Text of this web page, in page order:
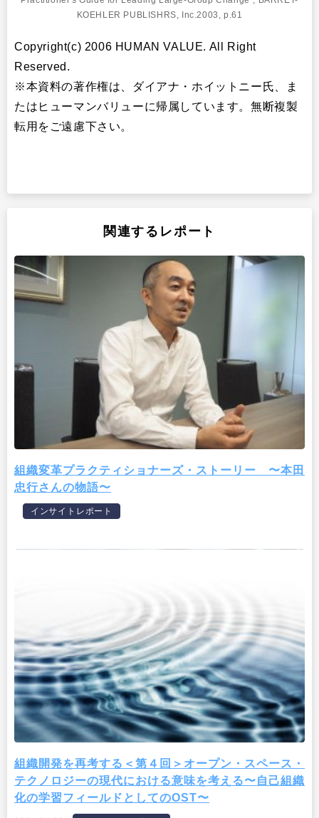
KOEHLER PUBLISHRS, Inc.2003, p.61
Copyright(c) 2006 HUMAN VALUE. All Right
Reserved.
※本資料の著作権は、ダイアナ・ホイットニー氏、ま
たはヒューマンバリューに帰属しています。無断複製
転用をご遠慮下さい。
関連するレポート
組織変革プラクティショナーズ・ストーリー 〜本田
忠行さんの物語〜
インサイトレポート
組織開発を再考する＜第４回＞オープン・スペース・
テクノロジーの現代における意味を考える〜自己組織
化の学習フィールドとしてのOST〜